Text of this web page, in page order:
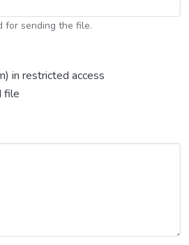
for sending the file.
in restricted access
file